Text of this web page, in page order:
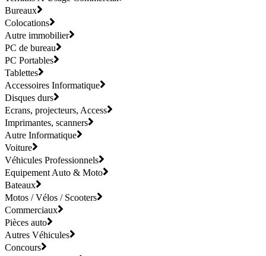
Bureaux
Colocations
Autre immobilier
PC de bureau
PC Portables
Tablettes
Accessoires Informatique
Disques durs
Ecrans, projecteurs, Access
Imprimantes, scanners
Autre Informatique
Voiture
Véhicules Professionnels
Equipement Auto & Moto
Bateaux
Motos / Vélos / Scooters
Commerciaux
Pièces auto
Autres Véhicules
Concours